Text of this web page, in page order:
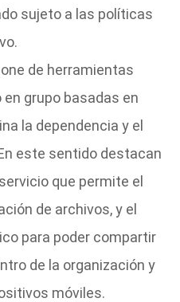
sujeto a las políticas
de herramientas
grupo basadas en
la dependencia y el
este sentido destacan
que permite el
de archivos, y el
para poder compartir
de la organización y
móviles.